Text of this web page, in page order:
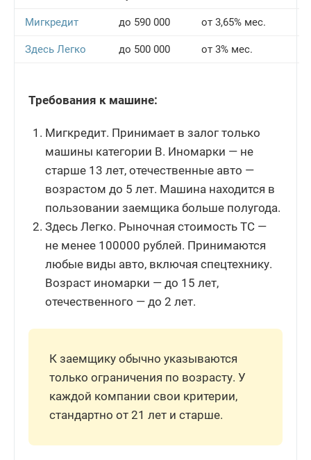
Мигкредит до 590 000 от 3,65% мес.
Здесь Легко до 500 000 от 3% мес.
Требования к машине:
Мигкредит. Принимает в залог только
машины категории В. Иномарки — не
старше 13 лет, отечественные авто —
возрастом до 5 лет. Машина находится в
пользовании заемщика больше полугода.
Здесь Легко. Рыночная стоимость ТС —
не менее 100000 рублей. Принимаются
любые виды авто, включая спецтехнику.
Возраст иномарки — до 15 лет,
отечественного — до 2 лет.
К заемщику обычно указываются
только ограничения по возрасту. У
каждой компании свои критерии,
стандартно от 21 лет и старше.